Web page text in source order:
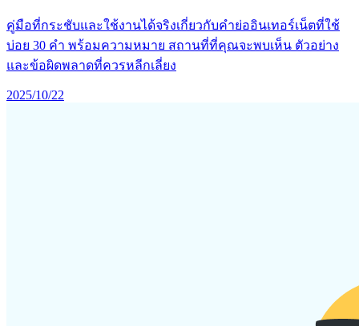
คู่มือที่กระชับและใช้งานได้จริงเกี่ยวกับคำย่ออินเทอร์เน็ตที่ใช้
บ่อย 30 คำ พร้อมความหมาย สถานที่ที่คุณจะพบเห็น ตัวอย่าง
และข้อผิดพลาดที่ควรหลีกเลี่ยง
2025/10/22